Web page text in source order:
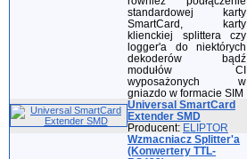
standardowej karty
SmartCard, karty
klienckiej splittera czy
logger'a do niektórych
dekoderów bądź
modułów CI
wyposażonych w
gniazdo w formacie SIM
Universal SmartCard
Extender SMD
Producent: ELIPTOR
Wzmacniacz Splitter'a
(Konwertery TTL-